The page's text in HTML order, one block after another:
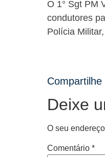
O 1° Sgt PM
condutores
Polícia
Deixe
O seu
Comentário *